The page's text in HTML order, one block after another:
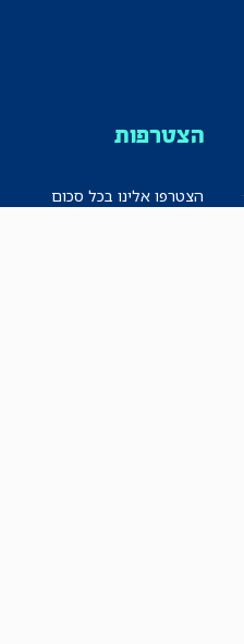
הצטרפות
הצטרפו אלינו בכל סכום